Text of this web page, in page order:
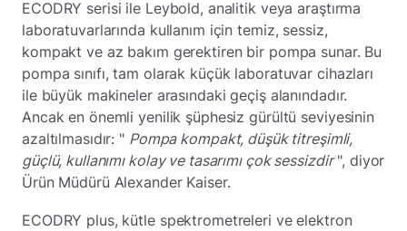
ECODRY serisi ile Leybold, analitik veya araştırma
laboratuvarlarında kullanım için temiz, sessiz,
kompakt ve az bakım gerektiren bir pompa sunar. Bu
pompa sınıfı, tam olarak küçük laboratuvar cihazları
ile büyük makineler arasındaki geçiş alanındadır.
Ancak en önemli yenilik şüphesiz gürültü seviyesinin
azaltılmasıdır: " Pompa kompakt, düşük titreşimli,
güçlü, kullanımı kolay ve tasarımı çok sessizdir", diyor
Ürün Müdürü Alexander Kaiser.
ECODRY plus, kütle spektrometreleri ve elektron